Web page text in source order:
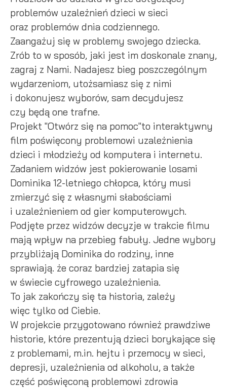
problemów uzależnień dzieci w sieci
oraz problemów dnia codziennego.
Zaangażuj się w problemy swojego dziecka.
Zrób to w sposób, jaki jest im doskonale znany,
zagraj z Nami. Nadajesz bieg poszczególnym
wydarzeniom, utożsamiasz się z nimi
i dokonujesz wyborów, sam decydujesz
czy będą one trafne.
Projekt "Otwórz się na pomoc"to interaktywny
film poświęcony problemowi uzależnienia
dzieci i młodzieży od komputera i internetu.
Zadaniem widzów jest pokierowanie losami
Dominika 12-letniego chłopca, który musi
zmierzyć się z własnymi słabościami
i uzależnieniem od gier komputerowych.
Podjęte przez widzów decyzje w trakcie filmu
mają wpływ na przebieg fabuły. Jedne wybory
przybliżają Dominika do rodziny, inne
sprawiają. że coraz bardziej zatapia się
w świecie cyfrowego uzależnienia.
To jak zakończy się ta historia, zależy
więc tylko od Ciebie.
W projekcie przygotowano również prawdziwe
historie, które prezentują dzieci borykające się
z problemami, m.in. hejtu i przemocy w sieci,
depresji, uzależnienia od alkoholu, a także
część poświęconą problemowi zdrowia
Promocyjne pliki cookies służą do prezentowania Ci naszych
komunikatów na podstawie analizy Twoich upodobań oraz
Twoich zwyczajów dotyczących przeglądanej witryny
internetowej. Treści promocyjne mogą pojawić się na stronach
podmiotów trzecich lub firm będących naszymi partnerami
oraz innych dostawców usług. Firmy te działają w charakterze
pośredników prezentujących nasze treści w postaci
wiadomości, ofert, komunikatów mediów społecznościowych.